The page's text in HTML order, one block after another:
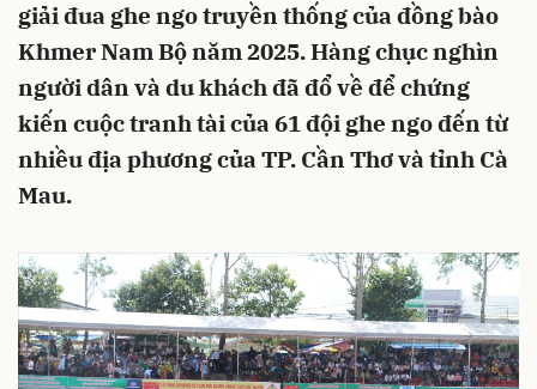
giải đua ghe ngo truyền thống của đồng bào
Khmer Nam Bộ năm 2025. Hàng chục nghìn
người dân và du khách đã đổ về để chứng
kiến cuộc tranh tài của 61 đội ghe ngo đến từ
nhiều địa phương của TP. Cần Thơ và tỉnh Cà
Mau.